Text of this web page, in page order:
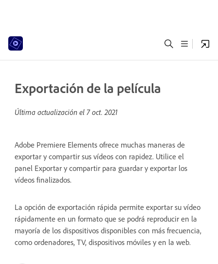
Exportación de la película
Última actualización el 7 oct. 2021
Adobe Premiere Elements ofrece muchas maneras de
exportar y compartir sus vídeos con rapidez. Utilice el
panel Exportar y compartir para guardar y exportar los
vídeos finalizados.
La opción de exportación rápida permite exportar su vídeo
rápidamente en un formato que se podrá reproducir en la
mayoría de los dispositivos disponibles con más frecuencia,
como ordenadores, TV, dispositivos móviles y en la web.